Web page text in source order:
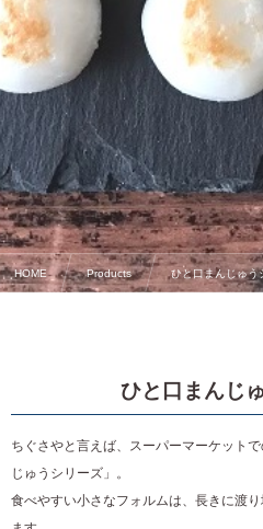
HOME Products ひと口まんじゅう
ひと口まんじ
ちぐさやと言えば、スーパーマーケット
じゅうシリーズ」。
食べやすい小さなフォルムは、長きに渡